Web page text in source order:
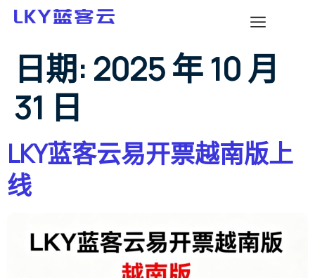
日期: 2025 年 10 月
31 日
LKY蓝客云易开票越南版上
线